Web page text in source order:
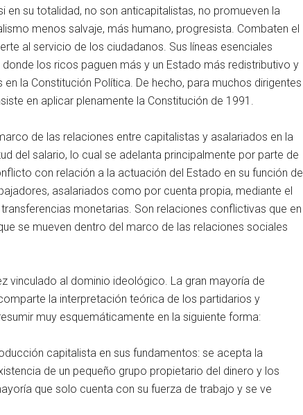
en su totalidad, no son anticapitalistas, no promueven la
menos salvaje, más humano, progresista. Combaten el
al servicio de los ciudadanos. Sus líneas esenciales
los ricos paguen más y un Estado más redistributivo y
la Constitución Política. De hecho, para muchos dirigentes
en aplicar plenamente la Constitución de 1991.
de las relaciones entre capitalistas y asalariados en la
del salario, lo cual se adelanta principalmente por parte de
con relación a la actuación del Estado en su función de
asalariados como por cuenta propia, mediante el
monetarias. Son relaciones conflictivas que en
se mueven dentro del marco de las relaciones sociales
vinculado al dominio ideológico. La gran mayoría de
la interpretación teórica de los partidarios y
muy esquemáticamente en la siguiente forma:
capitalista en sus fundamentos: se acepta la
de un pequeño grupo propietario del dinero y los
que solo cuenta con su fuerza de trabajo y se ve